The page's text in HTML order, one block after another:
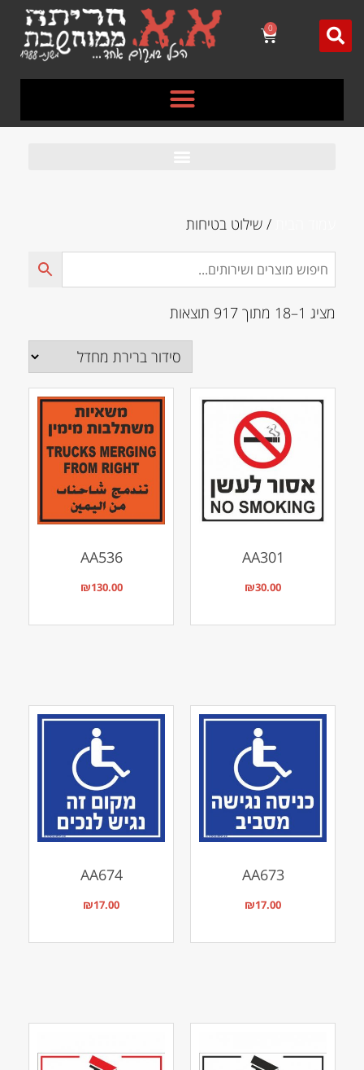
0
/ שילוט בטיחות
מציג 1–18 מתוך 917 תוצאות
AA301
₪30.00
AA536
₪130.00
AA673
₪17.00
AA674
₪17.00